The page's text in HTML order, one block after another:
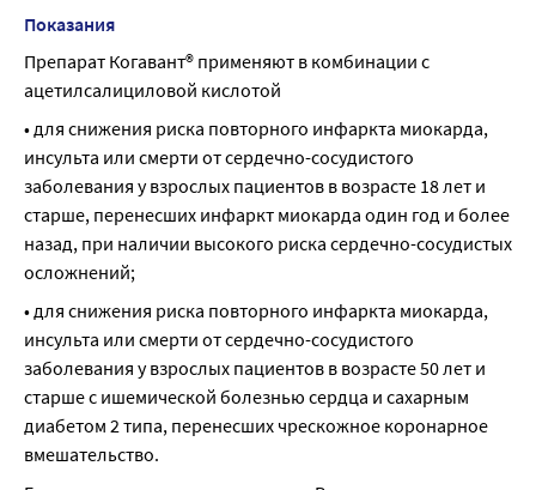
Показания
Препарат Когавант® применяют в комбинации с
ацетилсалициловой кислотой
• для снижения риска повторного инфаркта миокарда,
инсульта или смерти от сердечно-сосудистого
заболевания у взрослых пациентов в возрасте 18 лет и
старше, перенесших инфаркт миокарда один год и более
назад, при наличии высокого риска сердечно-сосудистых
осложнений;
• для снижения риска повторного инфаркта миокарда,
инсульта или смерти от сердечно-сосудистого
заболевания у взрослых пациентов в возрасте 50 лет и
старше с ишемической болезнью сердца и сахарным
диабетом 2 типа, перенесших чрескожное коронарное
вмешательство.